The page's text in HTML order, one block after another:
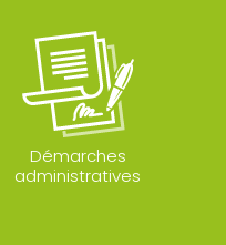
Démarches
administratives